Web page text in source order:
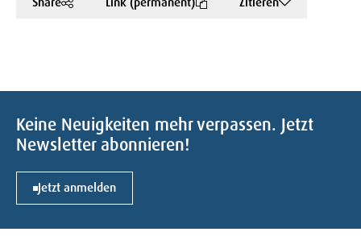
Keine Neuigkeiten mehr verpassen. Jetzt
Newsletter abonnieren!
Jetzt anmelden